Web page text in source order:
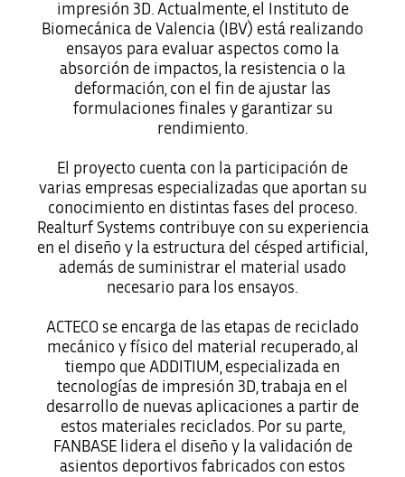
impresión 3D. Actualmente, el Instituto de
Biomecánica de Valencia (IBV) está realizando
ensayos para evaluar aspectos como la
absorción de impactos, la resistencia o la
deformación, con el fin de ajustar las
formulaciones finales y garantizar su
rendimiento.
El proyecto cuenta con la participación de
varias empresas especializadas que aportan su
conocimiento en distintas fases del proceso.
Realturf Systems contribuye con su experiencia
en el diseño y la estructura del césped artificial,
además de suministrar el material usado
necesario para los ensayos.
ACTECO se encarga de las etapas de reciclado
mecánico y físico del material recuperado, al
tiempo que ADDITIUM, especializada en
tecnologías de impresión 3D, trabaja en el
desarrollo de nuevas aplicaciones a partir de
estos materiales reciclados. Por su parte,
FANBASE lidera el diseño y la validación de
asientos deportivos fabricados con estos